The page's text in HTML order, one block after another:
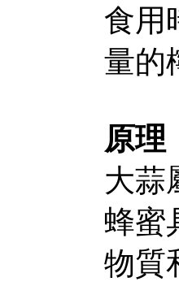
食用
量的
原理
大蒜
蜂蜜
物質